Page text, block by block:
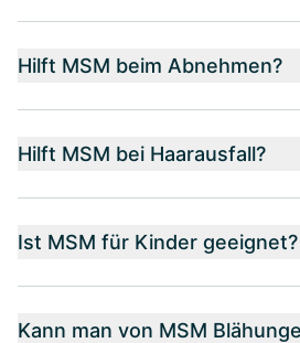
Hilft MSM beim Abnehmen?
Hilft MSM bei Haarausfall?
Ist MSM für Kinder geeignet?
Kann man von MSM